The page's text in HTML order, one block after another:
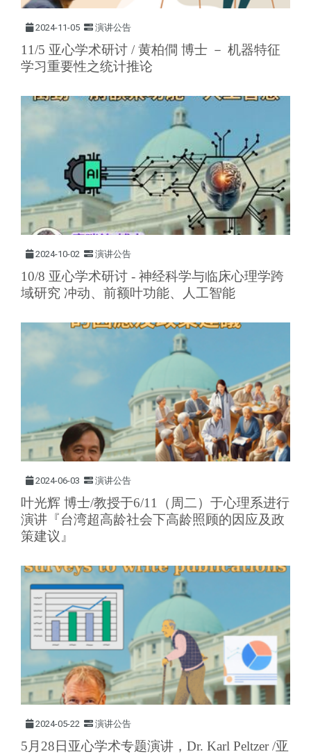
2024-11-05 演讲公告
11/5 亚心学术研讨 / 黄柏僴 博士 － 机器特征
学习重要性之统计推论
2024-10-02 演讲公告
10/8 亚心学术研讨 - 神经科学与临床心理学跨
域研究 冲动、前额叶功能、人工智能
2024-06-03 演讲公告
叶光辉 博士/教授于6/11（周二）于心理系进行
演讲『台湾超高龄社会下高龄照顾的因应及政
策建议』
2024-05-22 演讲公告
5月28日亚心学术专题演讲，Dr. Karl Peltzer /亚